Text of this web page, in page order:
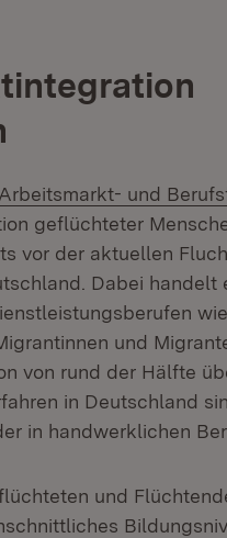
und
geflüchteter
vor der aktuellen
Dabei handelt
und
von rund der Hälfte
in Deutschland
in handwerklichen
und